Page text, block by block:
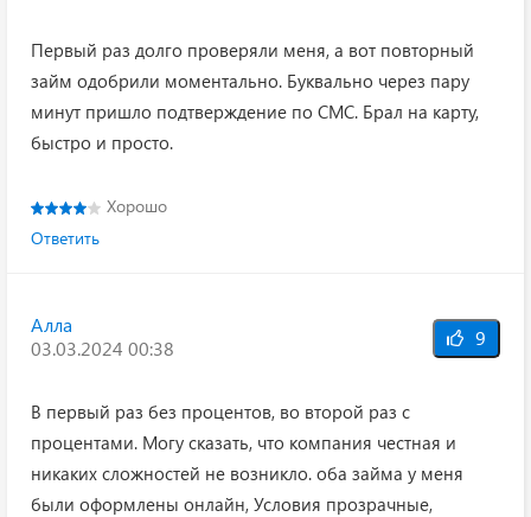
Первый раз долго проверяли меня, а вот повторный
займ одобрили моментально. Буквально через пару
минут пришло подтверждение по СМС. Брал на карту,
быстро и просто.
Хорошо
Ответить
Алла
03.03.2024 00:38
9
В первый раз без процентов, во второй раз с
процентами. Могу сказать, что компания честная и
никаких сложностей не возникло. оба займа у меня
были оформлены онлайн, Условия прозрачные,